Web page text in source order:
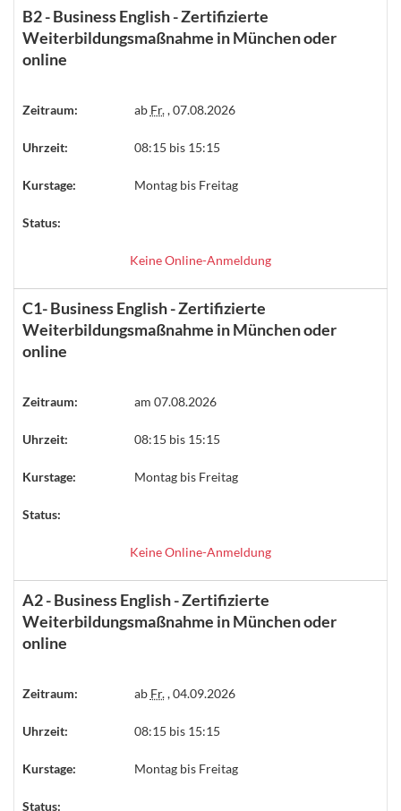
B2 - Business English - Zertifizierte
Weiterbildungsmaßnahme in München oder
online
Zeitraum: ab Fr., 07.08.2026
Uhrzeit: 08:15 bis 15:15
Kurstage: Montag bis Freitag
Status:
Keine Online-Anmeldung
C1- Business English - Zertifizierte
Weiterbildungsmaßnahme in München oder
online
Zeitraum: am 07.08.2026
Uhrzeit: 08:15 bis 15:15
Kurstage: Montag bis Freitag
Status:
Keine Online-Anmeldung
A2 - Business English - Zertifizierte
Weiterbildungsmaßnahme in München oder
online
Zeitraum: ab Fr., 04.09.2026
Uhrzeit: 08:15 bis 15:15
Kurstage: Montag bis Freitag
Status: